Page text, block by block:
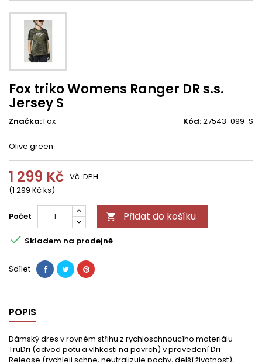
Fox triko Womens Ranger DR s.s.
Jersey S
Značka:Fox Kód:27543-099-S
Olive green
1 299 Kč
(1 299 Kč ks)
Vč. DPH
Počet  Přidat do košíku
 Skladem na prodejně
Sdílet
POPIS
Dámský dres v rovném střihu z rychloschnoucího materiálu
TruDri (odvod potu a vlhkosti na povrch) v provedení Dri